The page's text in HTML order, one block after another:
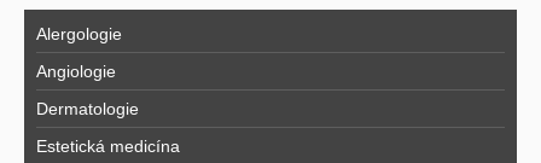
Alergologie
Angiologie
Dermatologie
Estetická medicína